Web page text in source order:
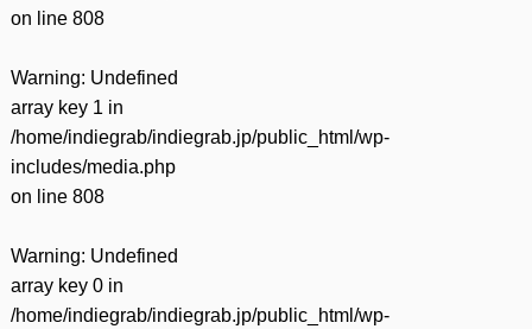
on line 808
Warning: Undefined
array key 1 in
/home/indiegrab/indiegrab.jp/public_html/wp-
includes/media.php
on line 808
Warning: Undefined
array key 0 in
/home/indiegrab/indiegrab.jp/public_html/wp-